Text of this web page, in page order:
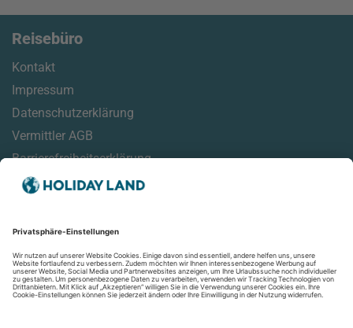
Reisebüro
Kontakt
Impressum
Datenschutzerklärung
Vermittler AGB
Barrierefreiheitserklärung
Online Check-In Informationen
Reisehinweise
Reisemonitor